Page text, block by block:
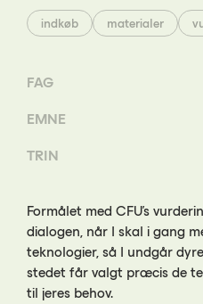
indkøb materialer
FAG
EMNE
TRIN
Formålet med CFU’s
dialogen, når I skal i gang
teknologier, så I undgår
stedet får valgt præcis de
til jeres behov.